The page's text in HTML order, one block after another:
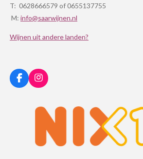
T: 0628666579 of 0655137755
M: info@saarwijnen.nl
Wijnen uit andere landen?
F
a
I
n
t
a